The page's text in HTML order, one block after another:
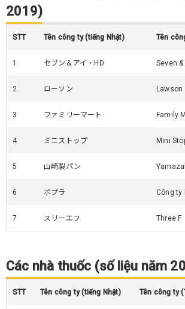
năm
2018-
2019)
STT Tên công ty (tiếng Nhật) Tên
1 セブン＆アイ・HD Seven
2 ローソン Lawson
3 ファミリーマート Family
4 ミニストップ Mini
5 山崎製パン
6 ポプラ Công ty
7 スリーエフ Three F
Các nhà thuốc (số liệu năm
STT Tên công ty (tiếng Nhật) Tên công ty